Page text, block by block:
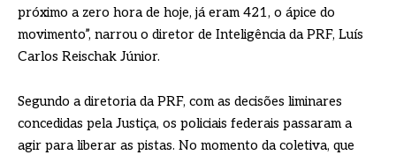
próximo a zero hora de hoje, já eram 421, o ápice do
movimento”, narrou o diretor de Inteligência da PRF, Luís
Carlos Reischak Júnior.
Segundo a diretoria da PRF, com as decisões liminares
concedidas pela Justiça, os policiais federais passaram a
agir para liberar as pistas. No momento da coletiva, que